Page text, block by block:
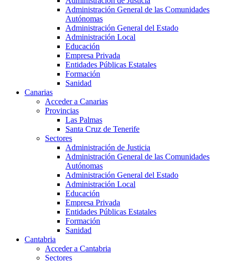
Administración General de las Comunidades
Autónomas
Administración General del Estado
Administración Local
Educación
Empresa Privada
Entidades Públicas Estatales
Formación
Sanidad
Canarias
Acceder a Canarias
Provincias
Las Palmas
Santa Cruz de Tenerife
Sectores
Administración de Justicia
Administración General de las Comunidades
Autónomas
Administración General del Estado
Administración Local
Educación
Empresa Privada
Entidades Públicas Estatales
Formación
Sanidad
Cantabria
Acceder a Cantabria
Sectores